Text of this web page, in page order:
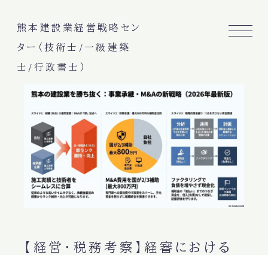
熊本建設業経営戦略セン
ター（技術士/一級建築
士/行政書士）
【経営・税務考察】経審における